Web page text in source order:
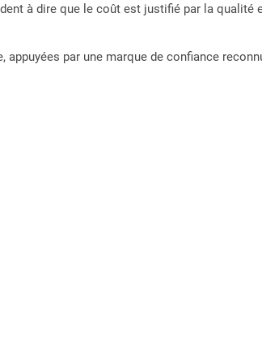
à dire que le coût est justifié par la qualité
par une marque de confiance